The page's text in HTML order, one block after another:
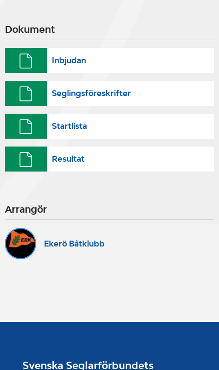
Dokument
Inbjudan
Seglingsföreskrifter
Startlista
Resultat
Arrangör
Ekerö Båtklubb
Svenska Seglarförbundets